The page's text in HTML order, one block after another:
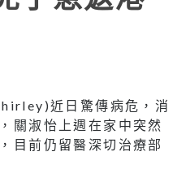
近日驚傳病危，消
關淑怡上週在家中突然
目前仍留醫深切治療部